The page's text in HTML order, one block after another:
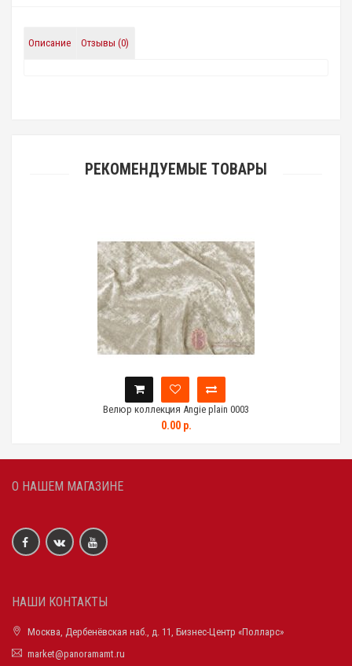
Описание Отзывы (0)
РЕКОМЕНДУЕМЫЕ ТОВАРЫ
Велюр коллекция Angie plain 0003
0.00 р.
О НАШЕМ МАГАЗИНЕ
НАШИ КОНТАКТЫ
Москва, Дербенёвская наб., д. 11, Бизнес-Центр «Полларс»
market@panoramamt.ru